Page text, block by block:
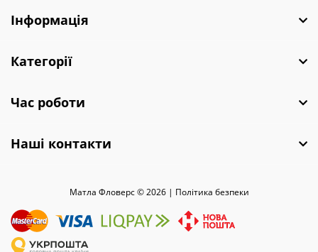
Інформація
Категорії
Час роботи
Наші контакти
Матла Фловерс © 2026 | Полiтика безпеки